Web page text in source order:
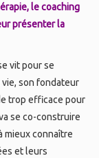
le coaching
présenter la
vit pour se
son fondateur
trop efficace pour
se co-construire
mieux connaître
et leurs